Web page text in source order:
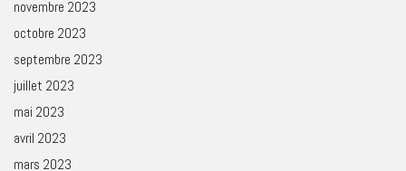
novembre 2023
octobre 2023
septembre 2023
juillet 2023
mai 2023
avril 2023
mars 2023